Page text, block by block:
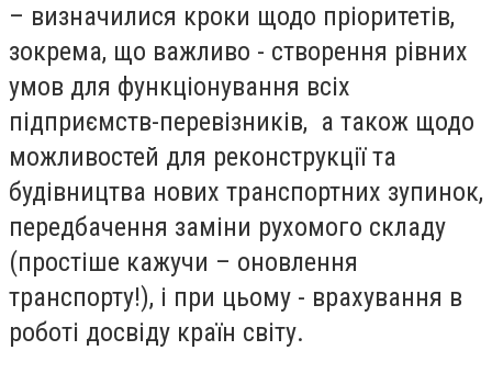
– визначилися кроки щодо пріоритетів,
зокрема, що важливо - створення рівних
умов для функціонування всіх
підприємств-перевізників, а також щодо
можливостей для реконструкції та
будівництва нових транспортних зупинок,
передбачення заміни рухомого складу
(простіше кажучи – оновлення
транспорту!), і при цьому - врахування в
роботі досвіду країн світу.